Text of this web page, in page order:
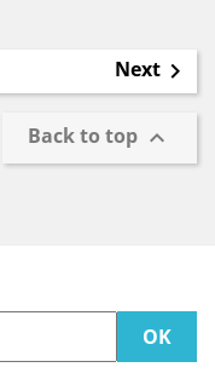
Next 
Back to top 